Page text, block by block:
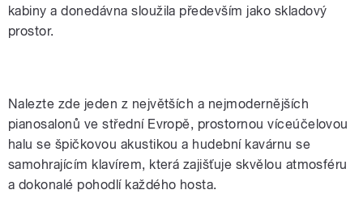
kabiny a donedávna sloužila především jako skladový
prostor.
Nalezte zde jeden z největších a nejmodernějších
pianosalonů ve střední Evropě, prostornou víceúčelovou
halu se špičkovou akustikou a hudební kavárnu se
samohrajícím klavírem, která zajišťuje skvělou atmosféru
a dokonalé pohodlí každého hosta.